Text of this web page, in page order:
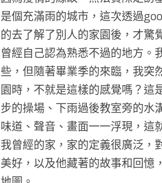
是個充滿雨的城市，這次透過
的去了解了別人的家園後，才驚
曾經自己認為熟悉不過的地方。
些，但隨著畢業季的來臨，我突
園時，不就是這樣的感覺嗎？這
步的操場、下雨過後教室旁的
味道、聲音、畫面一一浮現，這
我曾經的家，家的定義很廣泛，
美好，以及他藏著的故事和回憶